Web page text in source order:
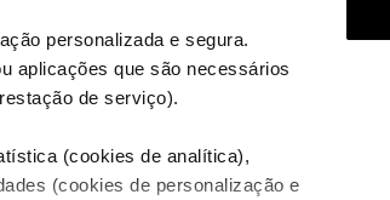
personalizada e segura.
aplicações que são necessários
de serviço).
(cookies de analítica),
(cookies de personalização e